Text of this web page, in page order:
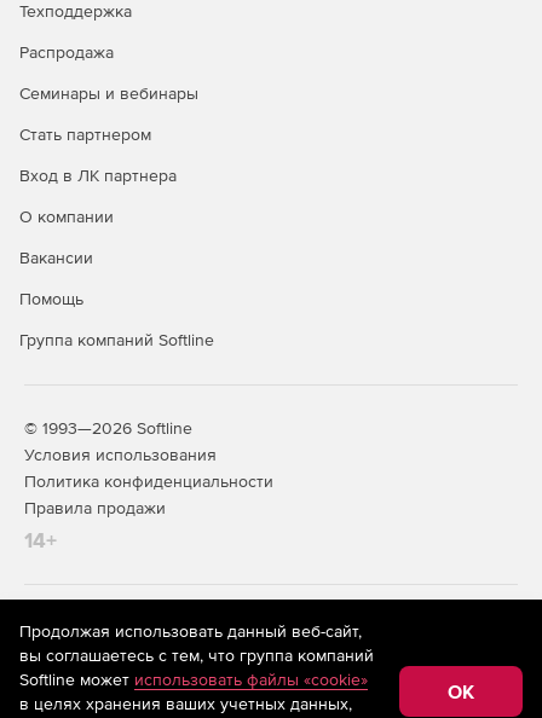
Техподдержка
Распродажа
Семинары и вебинары
Стать партнером
Вход в ЛК партнера
О компании
Вакансии
Помощь
Группа компаний Softline
© 1993—2026 Softline
Условия использования
Политика конфиденциальности
Правила продажи
14+
На информационном ресурсе store.softline.ru применяются
рекомендательные технологии
(информационные технологии
предоставления информации на основе сбора,
систематизации и анализа сведений, относящихся к
предпочтениям пользователей сети «Интернет»,
Продолжая использовать данный веб-сайт,
вы соглашаетесь с тем, что группа компаний
Softline может использовать файлы «cookie»
в целях хранения ваших учетных данных,
OK